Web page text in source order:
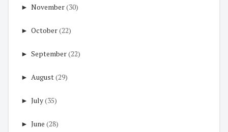
► November(30)
► October(22)
► September(22)
► August(29)
► July(35)
► June (28)